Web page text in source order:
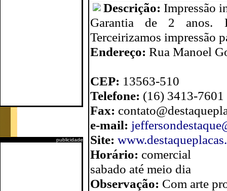
publicidade
Descrição: Impressão
Garantia de 2 anos.
Terceirizamos impressão
Endereço: Rua Manoel
CEP: 13563-510
Telefone: (16) 3413-
Fax:
e-mail:
Site:
Horário: comercial
sabado até meio dia
Observação: Com arte